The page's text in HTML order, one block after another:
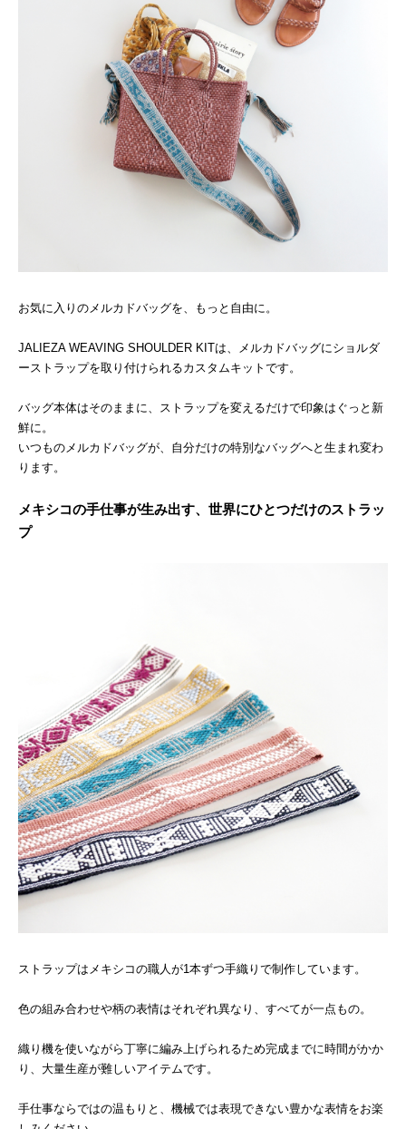
お気に入りのメルカドバッグを、もっと自由に。
JALIEZA WEAVING SHOULDER KITは、メルカドバッグにショルダ
ーストラップを取り付けられるカスタムキットです。
バッグ本体はそのままに、ストラップを変えるだけで印象はぐっと新
鮮に。
いつものメルカドバッグが、自分だけの特別なバッグへと生まれ変わ
ります。
メキシコの手仕事が生み出す、世界にひとつだけのストラッ
プ
ストラップはメキシコの職人が1本ずつ手織りで制作しています。
色の組み合わせや柄の表情はそれぞれ異なり、すべてが一点もの。
織り機を使いながら丁寧に編み上げられるため完成までに時間がかか
り、大量生産が難しいアイテムです。
手仕事ならではの温もりと、機械では表現できない豊かな表情をお楽